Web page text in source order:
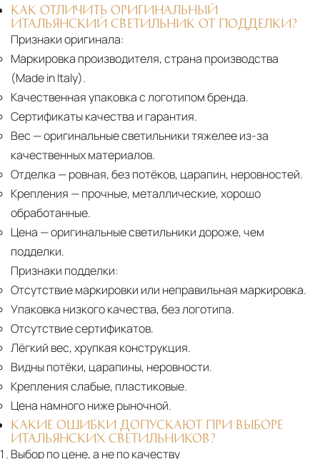
КАК ОТЛИЧИТЬ ОРИГИНАЛЬНЫЙ
ИТАЛЬЯНСКИЙ СВЕТИЛЬНИК ОТ ПОДДЕЛКИ?
Признаки оригинала:
Маркировка производителя, страна производства
(Made in Italy).
Качественная упаковка с логотипом бренда.
Сертификаты качества и гарантия.
Вес — оригинальные светильники тяжелее из-за
качественных материалов.
Отделка — ровная, без потёков, царапин, неровностей.
Крепления — прочные, металлические, хорошо
обработанные.
Цена — оригинальные светильники дороже, чем
подделки.
Признаки подделки:
Отсутствие маркировки или неправильная маркировка.
Упаковка низкого качества, без логотипа.
Отсутствие сертификатов.
Лёгкий вес, хрупкая конструкция.
Видны потёки, царапины, неровности.
Крепления слабые, пластиковые.
Цена намного ниже рыночной.
КАКИЕ ОШИБКИ ДОПУСКАЮТ ПРИ ВЫБОРЕ
ИТАЛЬЯНСКИХ СВЕТИЛЬНИКОВ?
Выбор по цене, а не по качеству